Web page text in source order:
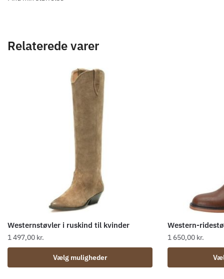
Relaterede varer
Westernstøvler i ruskind til kvinder
1 497,00 kr.
Vælg muligheder
vare
Western-
1 650,00 kr.
vare